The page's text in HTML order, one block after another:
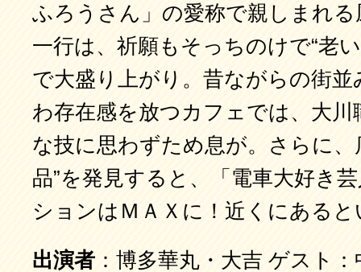
ふろうさん」の愛称で親しまれ
一行は、祈願もそっちのけで“老
で大盛り上がり。昔ながらの街
わ存在感を放つカフェでは、大川
な技に思わずため息が。さらに、
品”を発見すると、「電車大好き
ションはＭＡＸに！近くにある
出演者 ：博多華丸・大吉 ゲスト